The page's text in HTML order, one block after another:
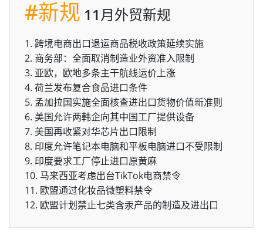
#新规 11月外贸新规
1. 跨境电商出口退运商品税收政策延续实施
2. 商务部：全面取消制造业外资准入限制
3. 亚欧，欧地多条主干航线运价上涨
4. 荷兰发布复合食品进口条件
5. 孟加拉国实施全面核查进出口货物价值新准则
6. 美国允许两韩企向其中国工厂提供设备
7. 美国再收紧对华芯片出口限制
8. 印度允许笔记本电脑和平板电脑进口不受限制
9. 印度要求工厂停止进口原黄麻
10. 马来西亚考虑出台TikTok电商禁令
11. 欧盟通过化妆品微塑料禁令
12. 欧盟计划禁止七类含汞产品的制造及进出口